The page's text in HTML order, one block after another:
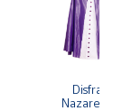
Disfraz